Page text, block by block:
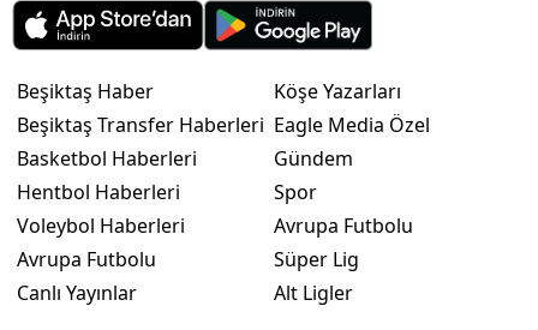
Beşiktaş Haber
Beşiktaş Transfer Haberleri
Basketbol Haberleri
Hentbol Haberleri
Voleybol Haberleri
Avrupa Futbolu
Canlı Yayınlar
Köşe Yazarları
Eagle Media Özel
Gündem
Spor
Avrupa Futbolu
Süper Lig
Alt Ligler